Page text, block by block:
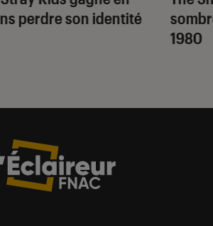
perdre son identité
1980